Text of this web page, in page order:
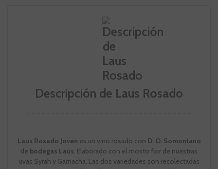
Descripción de Laus Rosado
Laus Rosado Joven es un vino rosado con D. O. Somontano
de bodegas Laus. Elaborado con el mosto flor de nuestras
uvas Syrah y Garnacha. Las dos variedades son recolectadas